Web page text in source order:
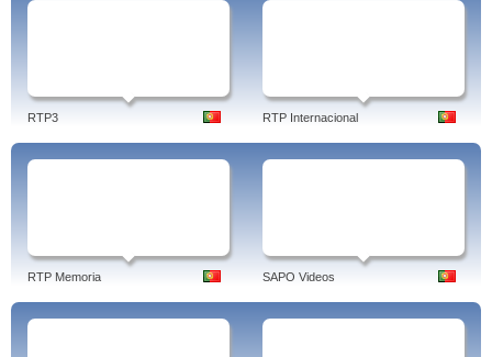
RTP3 RTP Internacional
RTP Memoria SAPO Videos